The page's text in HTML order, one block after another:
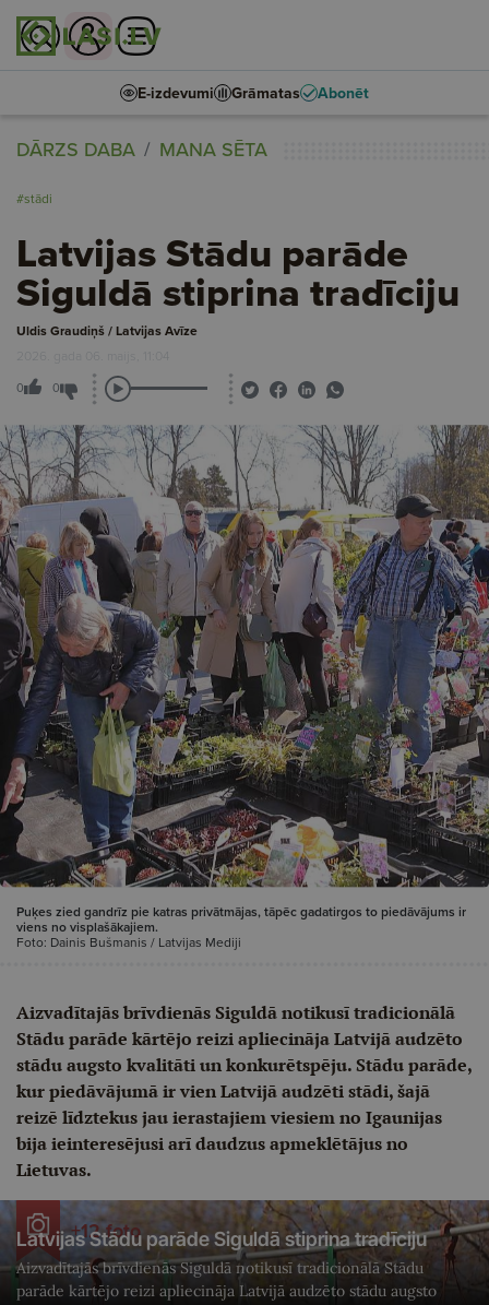
E-izdevumi Grāmatas Abonēt
DĀRZS DABA MANA SĒTA
#stādi
Latvijas Stādu parāde
Siguldā stiprina tradīciju
Uldis Graudiņš / Latvijas Avīze
2026. gada 06. maijs, 11:04
0 0
Puķes zied gandrīz pie katras privātmājas, tāpēc gadatirgos to piedāvājums ir
viens no visplašākajiem.
Foto: Dainis Bušmanis / Latvijas Mediji
Aizvadītajās brīvdienās Siguldā notikusī tradicionālā
Stādu parāde kārtējo reizi apliecināja Latvijā audzēto
stādu augsto kvalitāti un konkurētspēju. Stādu parāde,
kur piedāvājumā ir vien Latvijā audzēti stādi, šajā
reizē līdztekus jau ierastajiem viesiem no Igaunijas
bija ieinteresējusi arī daudzus apmeklētājus no
Lietuvas.
+12 foto
Latvijas Stādu parāde Siguldā stiprina tradīciju
Aizvadītajās brīvdienās Siguldā notikusī tradicionālā Stādu
parāde kārtējo reizi apliecināja Latvijā audzēto stādu augsto